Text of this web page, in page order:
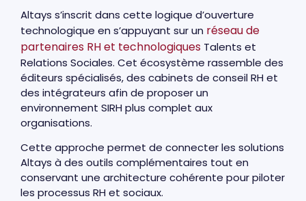
Altays s’inscrit dans cette logique d’ouverture
technologique en s’appuyant sur un réseau de
partenaires RH et technologiques Talents et
Relations Sociales. Cet écosystème rassemble des
éditeurs spécialisés, des cabinets de conseil RH et
des intégrateurs afin de proposer un
environnement SIRH plus complet aux
organisations.
Cette approche permet de connecter les solutions
Altays à des outils complémentaires tout en
conservant une architecture cohérente pour piloter
les processus RH et sociaux.